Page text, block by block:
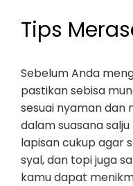
Tips
Sebelum Anda
pastikan sebisa
sesuai nyaman dan
dalam suasana
lapisan cukup agar
syal, dan topi juga
kamu dapat